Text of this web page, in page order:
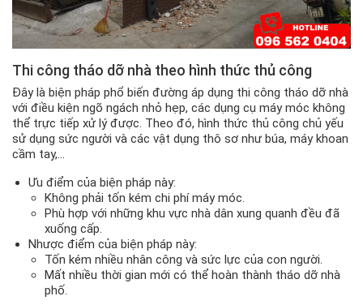
Thi công tháo dỡ nhà theo hình thức thủ công
Đây là biện pháp phổ biến đường áp dụng thi công tháo dỡ nhà
với điều kiện ngõ ngách nhỏ hẹp, các dụng cụ máy móc không
thể trực tiếp xử lý được. Theo đó, hình thức thủ công chủ yếu
sử dụng sức người và các vật dụng thô sơ như búa, máy khoan
cầm tay,…
Ưu điểm của biện pháp này:
Không phải tốn kém chi phí máy móc.
Phù hợp với những khu vực nhà dân xung quanh đều đã
xuống cấp.
Nhược điểm của biện pháp này:
Tốn kém nhiều nhân công và sức lực của con người.
Mất nhiều thời gian mới có thể hoàn thành tháo dỡ nhà
phố.